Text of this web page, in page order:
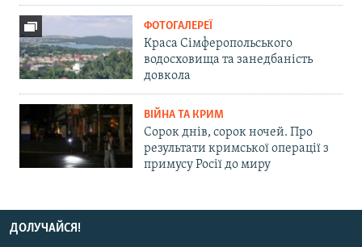
ФОТОГАЛЕРЕЇ
Краса Сімферопольського
водосховища та занедбаність
довкола
ВІЙНА ТА КРИМ
Сорок днів, сорок ночей. Про
результати кримської операції з
примусу Росії до миру
ДОЛУЧАЙСЯ!